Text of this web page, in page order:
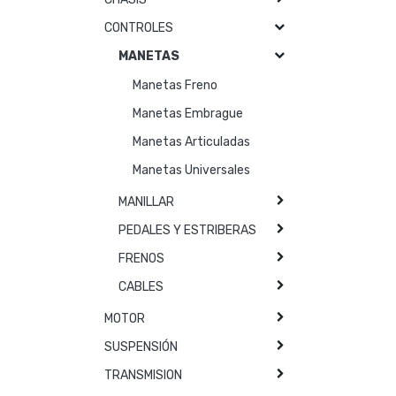
CONTROLES
MANETAS
Manetas Freno
Manetas Embrague
Manetas Articuladas
Manetas Universales
MANILLAR
PEDALES Y ESTRIBERAS
FRENOS
CABLES
MOTOR
SUSPENSIÓN
TRANSMISION